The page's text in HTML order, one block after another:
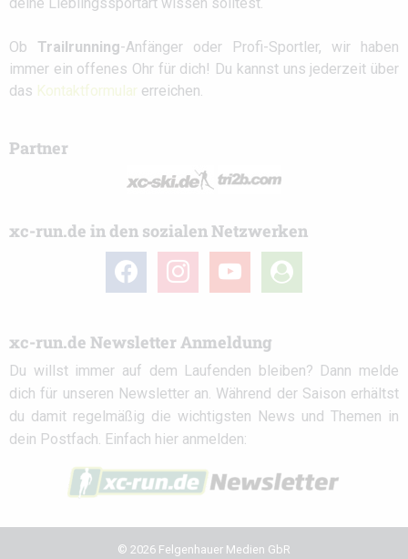
deine Lieblingssportart wissen solltest.
Ob Trailrunning-Anfänger oder Profi-Sportler, wir haben
immer ein offenes Ohr für dich! Du kannst uns jederzeit über
das Kontaktformular erreichen.
Partner
xc-run.de in den sozialen Netzwerken
facebook instagramyoutube
user-
circle
xc-run.de Newsletter Anmeldung
Du willst immer auf dem Laufenden bleiben? Dann melde
dich für unseren Newsletter an. Während der Saison erhältst
du damit regelmäßig die wichtigsten News und Themen in
dein Postfach. Einfach hier anmelden:
© 2026 Felgenhauer Medien GbR